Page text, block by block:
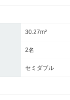
30.27m²
2名
セミダブル